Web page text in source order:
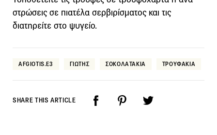
στρώσεις σε πιατέλα σερβιρίσματος και τις
διατηρείτε στο ψυγείο.
AFGIOTIS.E3 ΓΙΩΤΗΣ ΣΟΚΟΛΑΤΑΚΙΑ ΤΡΟΥΦΑΚΙΑ
SHARE THIS ARTICLE